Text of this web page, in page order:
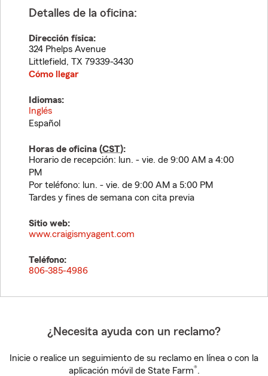
Detalles de la oficina:
Dirección física:
324 Phelps Avenue
Littlefield, TX 79339-3430
Cómo llegar
Idiomas:
Inglés
Español
Horas de oficina (CST):
Horario de recepción: lun. - vie. de 9:00 AM a 4:00
PM
Por teléfono: lun. - vie. de 9:00 AM a 5:00 PM
Tardes y fines de semana con cita previa
Sitio web:
www.craigismyagent.com
Teléfono:
806-385-4986
¿Necesita ayuda con un reclamo?
Inicie o realice un seguimiento de su reclamo en línea o con la
aplicación móvil de State Farm®.